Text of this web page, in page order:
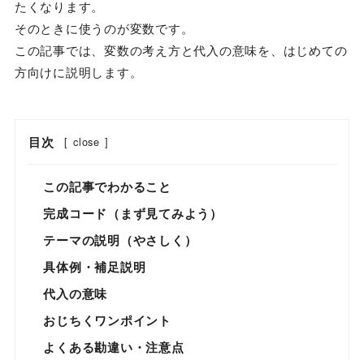
たくなります。
そのときに使うのが変数です。
この記事では、変数の考え方と代入の意味を、はじめての
方向けに説明します。
目次 [ close ]
この記事でわかること
完成コード（まず見てみよう）
テーマの説明（やさしく）
具体例・補足説明
代入の意味
おじちくワンポイント
よくある勘違い・注意点